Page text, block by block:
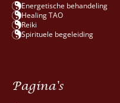
Energetische behandeling
Healing TAO
Reiki
Spirituele begeleiding
Pagina's